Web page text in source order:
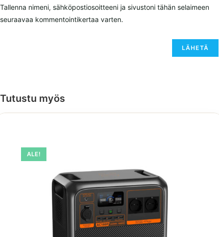
Tallenna nimeni, sähköpostiosoitteeni ja sivustoni tähän selaimeen
seuraavaa kommentointikertaa varten.
Tutustu myös
ALE!